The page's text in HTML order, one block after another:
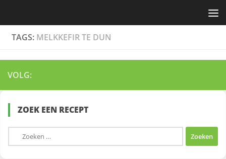
TAGS: MELKKEFIR TE DUN
VOLG:
ZOEK EEN RECEPT
Zoeken
naar: